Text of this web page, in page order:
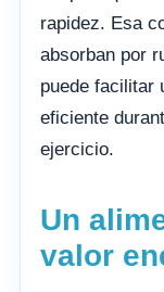
rapidez. Esa
absorban por
puede facilitar
eficiente
ejercicio.
Un
valor